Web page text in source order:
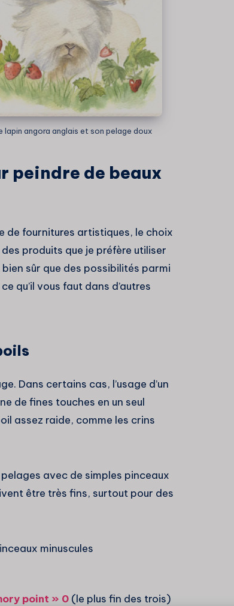
lapin angora anglais et son pelage doux
peindre de beaux
de fournitures artistiques, le choix
produits que je préfère utiliser
sûr que des possibilités parmi
qu’il vous faut dans d’autres
Dans certains cas, l’usage d’un
de fines touches en un seul
assez raide, comme les crins
avec de simples pinceaux
être très fins, surtout pour des
minuscules
point » 0(le plus fin des trois)